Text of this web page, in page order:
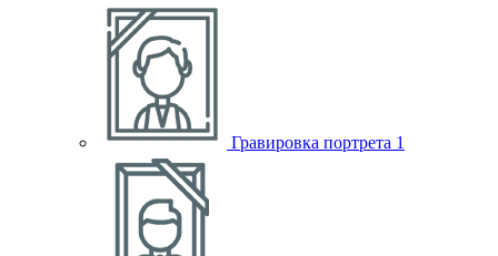
Гравировка портрета 1